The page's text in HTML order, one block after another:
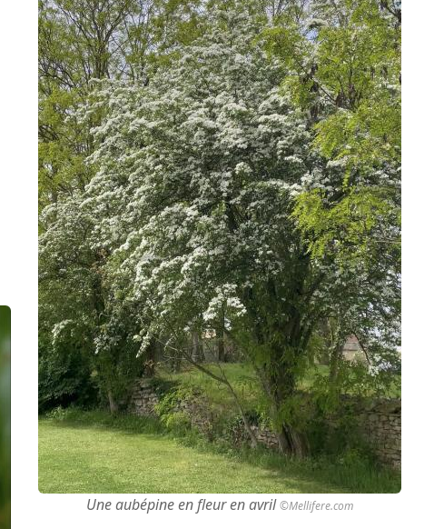
Une aubépine en fleur en avril©Mellifere.com